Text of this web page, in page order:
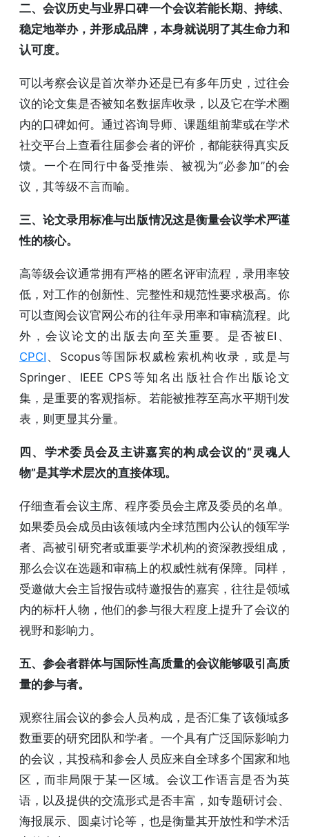
二、会议历史与业界口碑一个会议若能长期、持续、
稳定地举办，并形成品牌，本身就说明了其生命力和
认可度。
可以考察会议是首次举办还是已有多年历史，过往会
议的论文集是否被知名数据库收录，以及它在学术圈
内的口碑如何。通过咨询导师、课题组前辈或在学术
社交平台上查看往届参会者的评价，都能获得真实反
馈。一个在同行中备受推崇、被视为“必参加”的会
议，其等级不言而喻。
三、论文录用标准与出版情况这是衡量会议学术严谨
性的核心。
高等级会议通常拥有严格的匿名评审流程，录用率较
低，对工作的创新性、完整性和规范性要求极高。你
可以查阅会议官网公布的往年录用率和审稿流程。此
外，会议论文的出版去向至关重要。是否被EI、
CPCI 、Scopus等国际权威检索机构收录，或是与
Springer、IEEE CPS等知名出版社合作出版论文
集，是重要的客观指标。若能被推荐至高水平期刊发
表，则更显其分量。
四、学术委员会及主讲嘉宾的构成会议的“灵魂人
物”是其学术层次的直接体现。
仔细查看会议主席、程序委员会主席及委员的名单。
如果委员会成员由该领域内全球范围内公认的领军学
者、高被引研究者或重要学术机构的资深教授组成，
那么会议在选题和审稿上的权威性就有保障。同样，
受邀做大会主旨报告或特邀报告的嘉宾，往往是领域
内的标杆人物，他们的参与很大程度上提升了会议的
视野和影响力。
五、参会者群体与国际性高质量的会议能够吸引高质
量的参与者。
观察往届会议的参会人员构成，是否汇集了该领域多
数重要的研究团队和学者。一个具有广泛国际影响力
的会议，其投稿和参会人员应来自全球多个国家和地
区，而非局限于某一区域。会议工作语言是否为英
语，以及提供的交流形式是否丰富，如专题研讨会、
海报展示、圆桌讨论等，也是衡量其开放性和学术活